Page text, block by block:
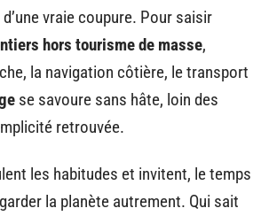
vraie coupure. Pour saisir
hors tourisme de masse,
la navigation côtière, le transport
se savoure sans hâte, loin des
retrouvée.
les habitudes et invitent, le temps
la planète autrement. Qui sait